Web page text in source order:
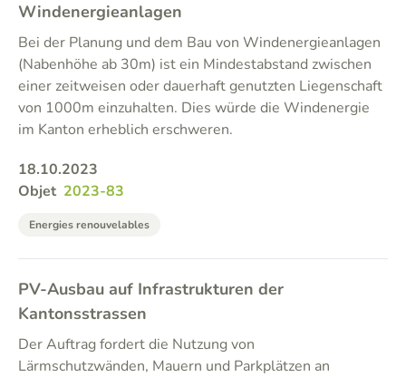
Windenergieanlagen
Bei der Planung und dem Bau von Windenergieanlagen
(Nabenhöhe ab 30m) ist ein Mindestabstand zwischen
einer zeitweisen oder dauerhaft genutzten Liegenschaft
von 1000m einzuhalten. Dies würde die Windenergie
im Kanton erheblich erschweren.
18.10.2023
Objet 2023-83
Energies renouvelables
PV-Ausbau auf Infrastrukturen der
Kantonsstrassen
Der Auftrag fordert die Nutzung von
Lärmschutzwänden, Mauern und Parkplätzen an